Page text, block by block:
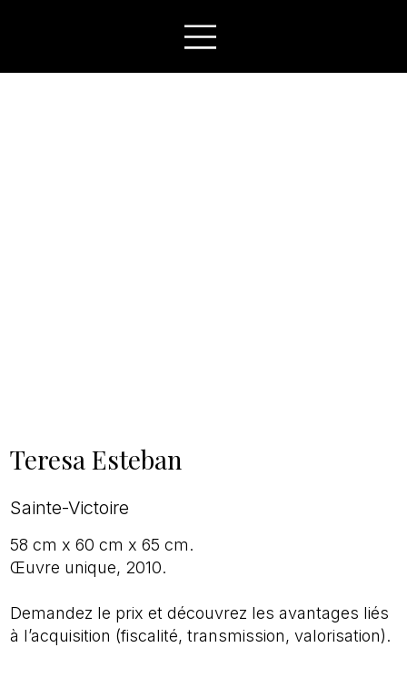
Teresa Esteban
Sainte-Victoire
58 cm x 60 cm x 65 cm.
Œuvre unique, 2010.
Demandez le prix et découvrez les avantages liés
à l’acquisition (fiscalité, transmission, valorisation).